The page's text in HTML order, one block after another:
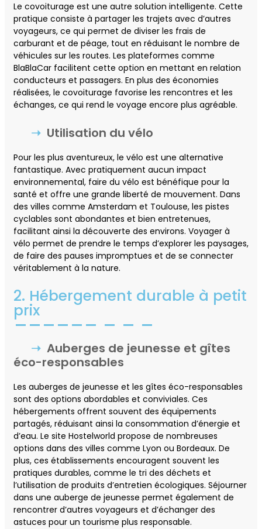
Le covoiturage est une autre solution intelligente. Cette
pratique consiste à partager les trajets avec d’autres
voyageurs, ce qui permet de diviser les frais de
carburant et de péage, tout en réduisant le nombre de
véhicules sur les routes. Les plateformes comme
BlaBlaCar facilitent cette option en mettant en relation
conducteurs et passagers. En plus des économies
réalisées, le covoiturage favorise les rencontres et les
échanges, ce qui rend le voyage encore plus agréable.
Utilisation du vélo
Pour les plus aventureux, le vélo est une alternative
fantastique. Avec pratiquement aucun impact
environnemental, faire du vélo est bénéfique pour la
santé et offre une grande liberté de mouvement. Dans
des villes comme Amsterdam et Toulouse, les pistes
cyclables sont abondantes et bien entretenues,
facilitant ainsi la découverte des environs. Voyager à
vélo permet de prendre le temps d’explorer les paysages,
de faire des pauses impromptues et de se connecter
véritablement à la nature.
2. Hébergement durable à petit
prix
Auberges de jeunesse et gîtes
éco-responsables
Les auberges de jeunesse et les gîtes éco-responsables
sont des options abordables et conviviales. Ces
hébergements offrent souvent des équipements
partagés, réduisant ainsi la consommation d’énergie et
d’eau. Le site Hostelworld propose de nombreuses
options dans des villes comme Lyon ou Bordeaux. De
plus, ces établissements encouragent souvent les
pratiques durables, comme le tri des déchets et
l’utilisation de produits d’entretien écologiques. Séjourner
dans une auberge de jeunesse permet également de
rencontrer d’autres voyageurs et d’échanger des
astuces pour un tourisme plus responsable.